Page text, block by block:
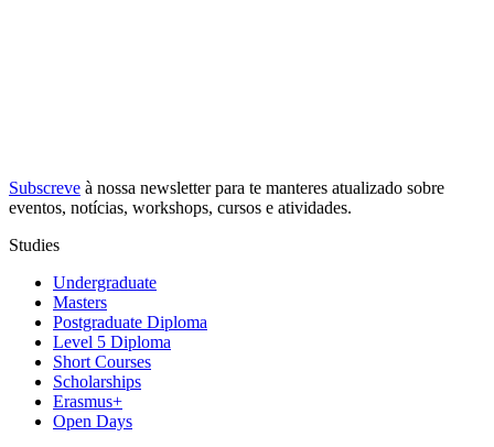
Subscreve à nossa newsletterpara te manteres atualizado sobre
eventos, notícias, workshops, cursos e atividades.
Studies
Undergraduate
Masters
Postgraduate Diploma
Level 5 Diploma
Short Courses
Scholarships
Erasmus+
Open Days